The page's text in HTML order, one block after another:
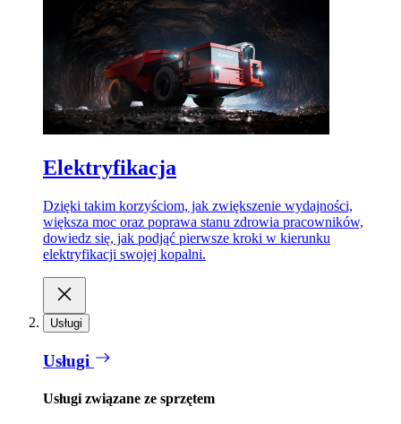
Elektryfikacja
Dzięki takim korzyściom, jak zwiększenie wydajności,
większa moc oraz poprawa stanu zdrowia pracowników,
dowiedz się, jak podjąć pierwsze kroki w kierunku
elektryfikacji swojej kopalni.
Usługi
Usługi
Usługi związane ze sprzętem